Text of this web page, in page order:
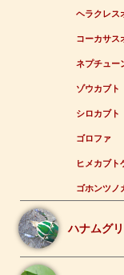
ヘラクレス
コーカサス
ネプチュー
ゾウカブト
シロカブト
ゴロファ
ヒメカブト
ゴホンツノ
ハナムグリ